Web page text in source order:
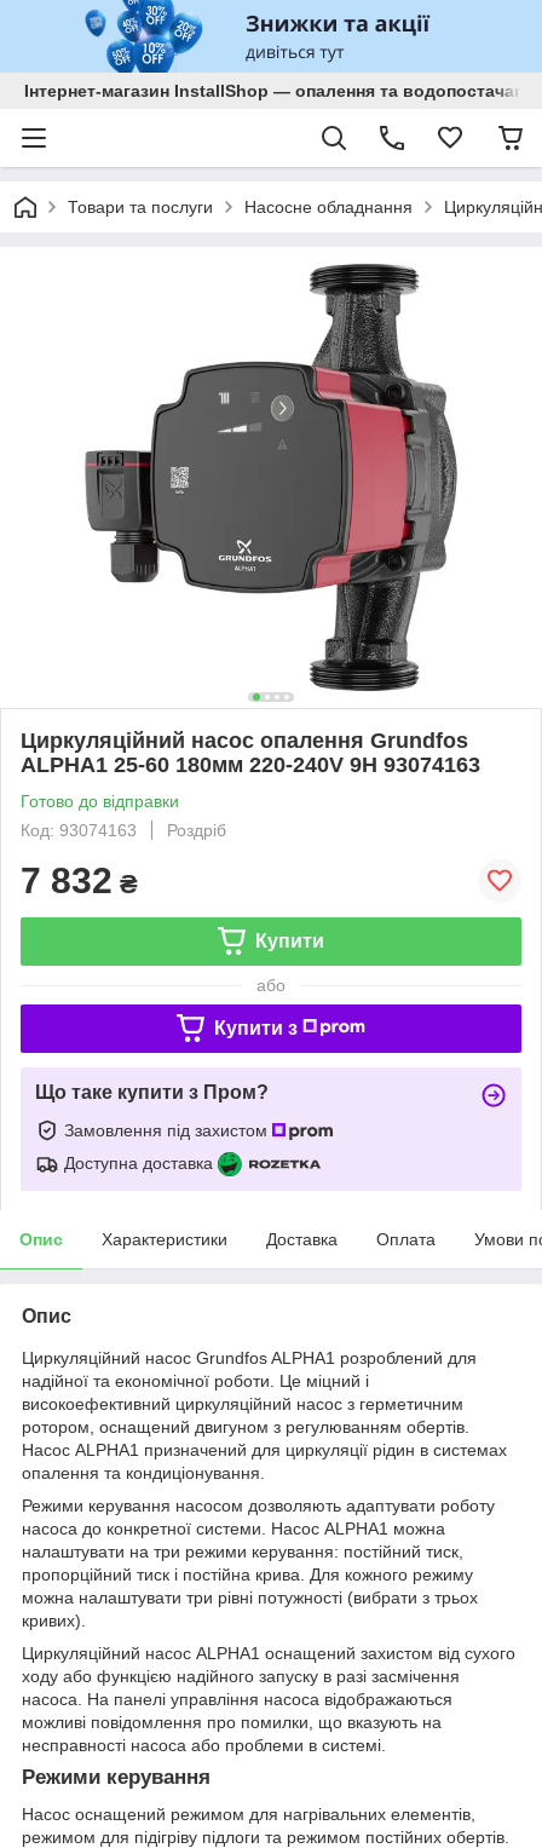
Інтернет-магазин InstallShop — опалення та водопостачання
Товари та послуги Насосне обладнання
Циркуляційний насос опалення Grundfos
ALPHA1 25-60 180мм 220-240V 9H 93074163
Готово до відправки
Код: 93074163
Роздріб
7 832 ₴
Купити
або
Купити з
Що таке купити з Пром?
Замовлення під захистом
Доступна доставка
Опис Характеристики Доставка Оплата Умови
Опис
Циркуляційний насос Grundfos ALPHA1 розроблений для
надійної та економічної роботи. Це міцний і
високоефективний циркуляційний насос з герметичним
ротором, оснащений двигуном з регулюванням обертів.
Насос ALPHA1 призначений для циркуляції рідин в системах
опалення та кондиціонування.
Режими керування насосом дозволяють адаптувати роботу
насоса до конкретної системи. Насос ALPHA1 можна
налаштувати на три режими керування: постійний тиск,
пропорційний тиск і постійна крива. Для кожного режиму
можна налаштувати три рівні потужності (вибрати з трьох
кривих).
Циркуляційний насос ALPHA1 оснащений захистом від сухого
ходу або функцією надійного запуску в разі засмічення
насоса. На панелі управління насоса відображаються
можливі повідомлення про помилки, що вказують на
несправності насоса або проблеми в системі.
Режими керування
Насос оснащений режимом для нагрівальних елементів,
режимом для підігріву підлоги та режимом постійних обертів.